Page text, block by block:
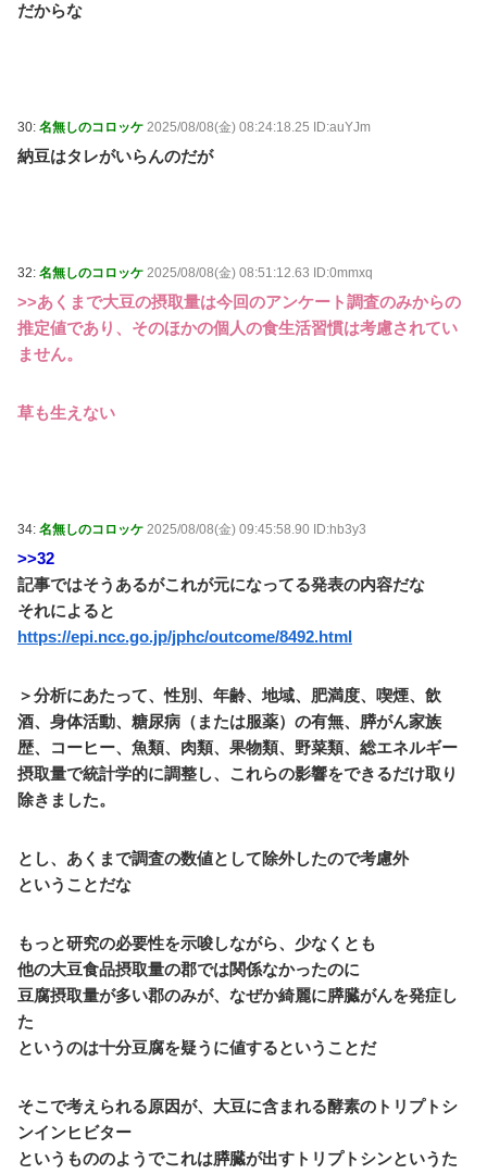
だからな
30: 名無しのコロッケ 2025/08/08(金) 08:24:18.25 ID:auYJm
納豆はタレがいらんのだが
32: 名無しのコロッケ 2025/08/08(金) 08:51:12.63 ID:0mmxq
>>あくまで大豆の摂取量は今回のアンケート調査のみからの
推定値であり、そのほかの個人の食生活習慣は考慮されてい
ません。
草も生えない
34: 名無しのコロッケ 2025/08/08(金) 09:45:58.90 ID:hb3y3
>>32
記事ではそうあるがこれが元になってる発表の内容だな
それによると
https://epi.ncc.go.jp/jphc/outcome/8492.html
＞分析にあたって、性別、年齢、地域、肥満度、喫煙、飲
酒、身体活動、糖尿病（または服薬）の有無、膵がん家族
歴、コーヒー、魚類、肉類、果物類、野菜類、総エネルギー
摂取量で統計学的に調整し、これらの影響をできるだけ取り
除きました。
とし、あくまで調査の数値として除外したので考慮外
ということだな
もっと研究の必要性を示唆しながら、少なくとも
他の大豆食品摂取量の郡では関係なかったのに
豆腐摂取量が多い郡のみが、なぜか綺麗に膵臓がんを発症し
た
というのは十分豆腐を疑うに値するということだ
そこで考えられる原因が、大豆に含まれる酵素のトリプトシ
ンインヒビター
というもののようでこれは膵臓が出すトリプトシンというた